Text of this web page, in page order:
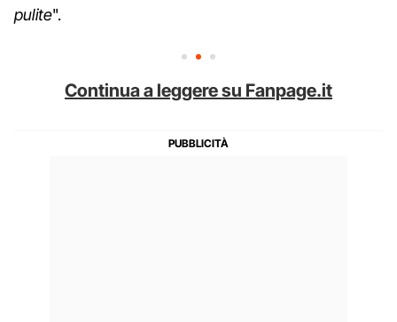
pulite".
Continua a leggere su Fanpage.it